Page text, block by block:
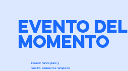
EVENTO DEL
MOMENTO
Zarautz nunca para y
nuestro comercios tampoco